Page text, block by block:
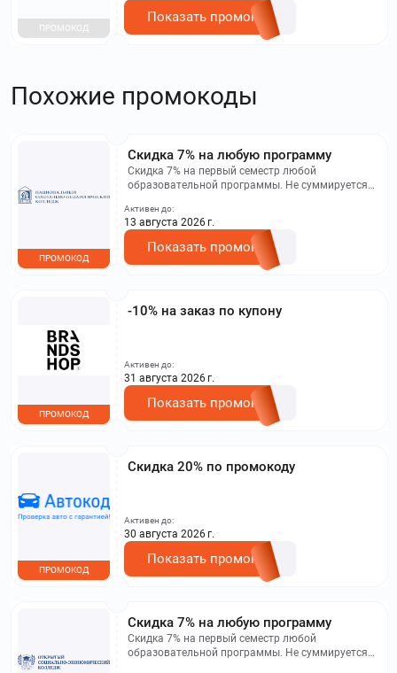
ПРОМОКОД
Показать промокод
Похожие промокоды
Скидка 7% на любую программу
Скидка 7% на первый семестр любой
образовательной программы. Не суммируется с
на сайте.
ПРОМОКОД
Активен до:
13 августа 2026 г.
Показать промокод
-10% на заказ по купону
ПРОМОКОД
Активен до:
31 августа 2026 г.
Показать промокод
Скидка 20% по промокоду
ПРОМОКОД
Активен до:
30 августа 2026 г.
Показать промокод
Скидка 7% на любую программу
Скидка 7% на первый семестр любой
образовательной программы. Не суммируется с